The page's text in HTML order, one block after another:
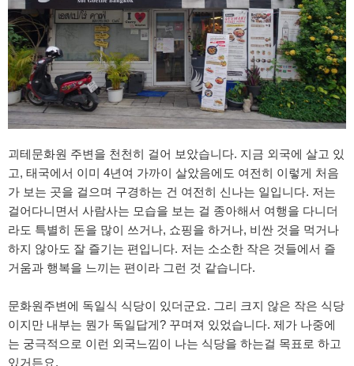
괴테문화원 주변을 천천히 걸어 보았습니다. 지금 외국에 살고 있
고, 태국에서 이미 4년여 가까이 살았음에도 여전히 이렇게 처음
가 보는 곳을 걸으며 구경하는 건 여전히 신나는 일입니다. 저는
걸어다니면서 사람사는 모습을 보는 걸 종아해서 여행을 다니더
라도 특별히 돈을 많이 쓰거나, 쇼핑을 하거나, 비싼 것을 먹거나
하지 않아도 잘 즐기는 편입니다. 저는 소소한 작은 것들에서 즐
거움과 행복을 느끼는 편이라 그런 것 같습니다.
문화원주변에 독일식 식당이 있더군요. 그리 크지 않은 작은 식당
이지만 내부는 뭔가 독일답게? 꾸며져 있었습니다. 제가 나중에
는 궁극적으로 이런 외국느낌이 나는 식당을 하는걸 목표로 하고
있거든요.